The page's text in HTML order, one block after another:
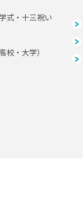
式・十三祝い
校・大学）